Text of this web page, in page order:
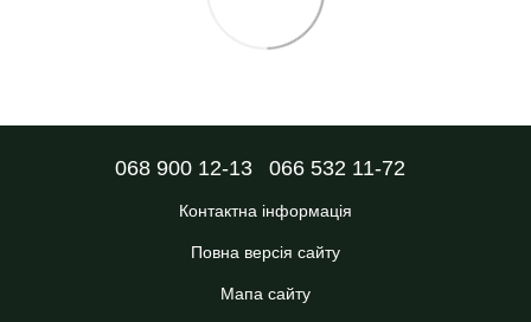
068 900 12-13 066 532 11-72
Контактна інформація
Повна версія сайту
Мапа сайту